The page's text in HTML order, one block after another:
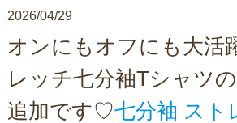
2026/04/29
オンにもオフにも大活
レッチ七分袖Tシャツ
追加です♡七分袖 スト